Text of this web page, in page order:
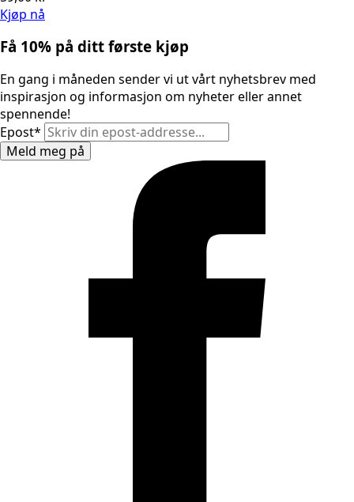
Kjøp nå
Få 10% på ditt første kjøp
En gang i måneden sender vi ut vårt nyhetsbrev med
inspirasjon og informasjon om nyheter eller annet
spennende!
Epost*
Meld meg på